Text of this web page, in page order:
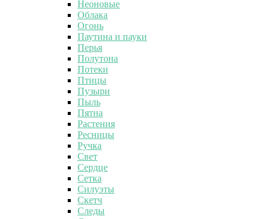
Неоновые
Облака
Огонь
Паутина и пауки
Перья
Полутона
Потеки
Птицы
Пузыри
Пыль
Пятна
Растения
Ресницы
Ручка
Свет
Сердце
Сетка
Силуэты
Скетч
Следы